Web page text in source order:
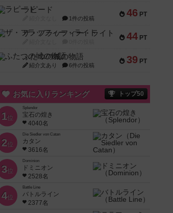
46 PT
ラピード
1件の投稿
44 PT
ザ・フラッフィー・ライト
39 PT
ふたつの城の物語
紹介文あり 6件の投稿
お気に入りランキング トップ50
1位
Splendor
宝石の煌き
4040名
2位
Die Siedler von Catan
カタン
3616名
3位
Dominion
ドミニオン
2528名
4位
Battle Line
バトルライン
2377名